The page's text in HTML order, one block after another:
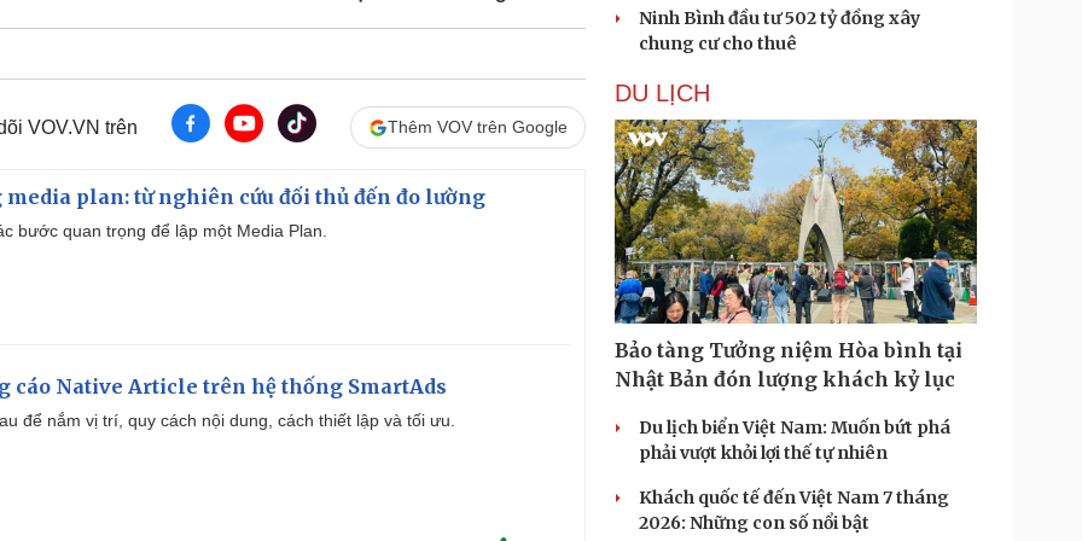
VOV.VN trên Thêm VOV trên Google
media plan: từ nghiên cứu đối thủ đến đo lường
bước quan trọng để lập một Media Plan.
cáo Native Article trên hệ thống SmartAds
để nắm vị trí, quy cách nội dung, cách thiết lập và tối ưu.
Ninh Bình đầu tư 502 tỷ đồng xây
chung cư cho thuê
DU LỊCH
Bảo tàng Tưởng niệm Hòa bình tại
Nhật Bản đón lượng khách kỷ lục
Du lịch biển Việt Nam: Muốn bứt phá
phải vượt khỏi lợi thế tự nhiên
Khách quốc tế đến Việt Nam 7 tháng
2026: Những con số nổi bật